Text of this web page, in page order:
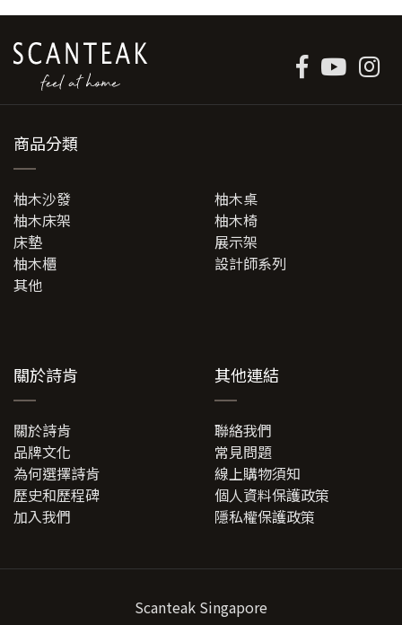
商品分類
柚木沙發
柚木桌
柚木床架
柚木椅
床墊
展示架
柚木櫃
設計師系列
其他
關於詩肯
關於詩肯
品牌文化
為何選擇詩肯
歷史和歷程碑
加入我們
其他連結
聯絡我們
常見問題
線上購物須知
個人資料保護政策
隱私權保護政策
Scanteak Singapore